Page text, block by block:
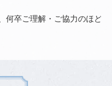
卒ご理解・ご協力のほどよ